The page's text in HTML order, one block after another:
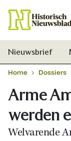
Nieuwsbrief
Home Dossiers
Arme
werden
Welvarende